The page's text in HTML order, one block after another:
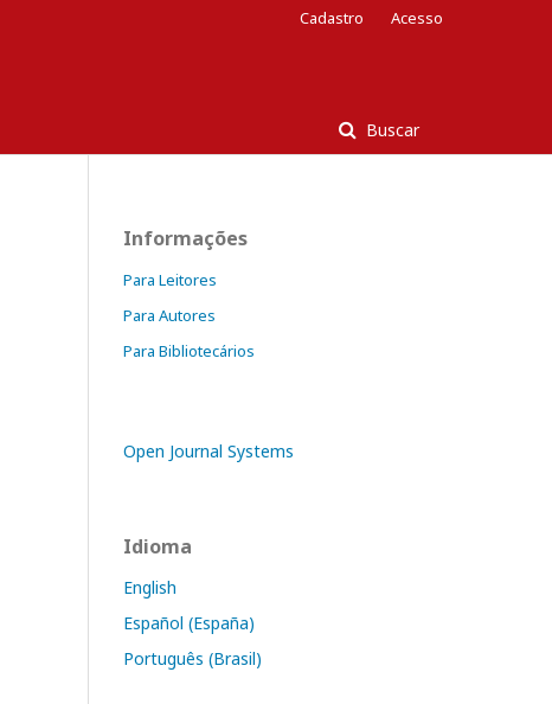
Buscar
Cadastro Acesso
Informações
Para Leitores
Para Autores
Para Bibliotecários
Open Journal Systems
Idioma
English
Español (España)
Português (Brasil)